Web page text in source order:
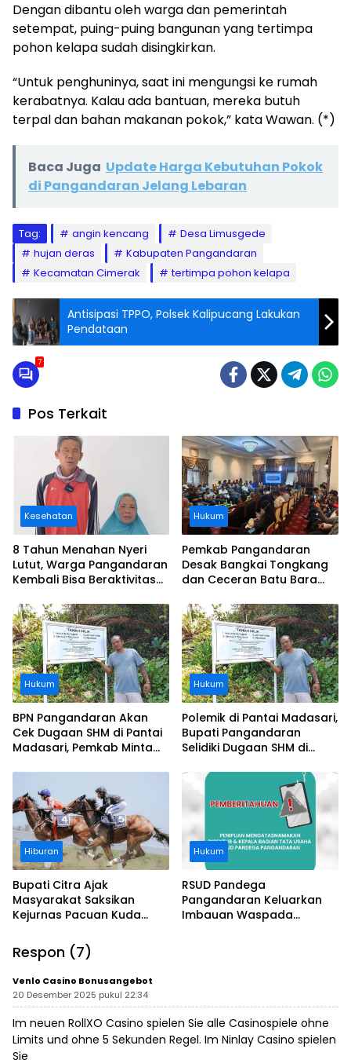
Dengan dibantu oleh warga dan pemerintah
setempat, puing-puing bangunan yang tertimpa
pohon kelapa sudah disingkirkan.
“Untuk penghuninya, saat ini mengungsi ke rumah
kerabatnya. Kalau ada bantuan, mereka butuh
terpal dan bahan makanan pokok,” kata Wawan. (*)
Baca Juga Update Harga Kebutuhan Pokok
di Pangandaran Jelang Lebaran
Tag: angin kencang
Desa Limusgede
hujan deras
Kabupaten Pangandaran
Kecamatan Cimerak
tertimpa pohon kelapa
Antisipasi TPPO, Polsek Kalipucang Lakukan
Pendataan
7
Pos Terkait
Kesehatan
8 Tahun Menahan Nyeri
Lutut, Warga Pangandaran
Kembali Bisa Beraktivitas
Ditanggung BPJS
Hukum
Pemkab Pangandaran
Desak Bangkai Tongkang
dan Ceceran Batu Bara
Buruknya Koordinasi
Perusahaan
Hukum
BPN Pangandaran Akan
Cek Dugaan SHM di Pantai
Madasari, Pemkab Minta
Hukum
Polemik di Pantai Madasari,
Bupati Pangandaran
Selidiki Dugaan SHM di
Pantai
Hiburan
Bupati Citra Ajak
Masyarakat Saksikan
Kejurnas Pacuan Kuda
Legokjawa
Hukum
RSUD Pandega
Pangandaran Keluarkan
Imbauan Waspada
Respon (7)
Venlo Casino Bonusangebot
20 Desember 2025 pukul 22:34
Im neuen RollXO Casino spielen Sie alle Casinospiele ohne
Limits und ohne 5 Sekunden Regel. Im Ninlay Casino spielen
Sie